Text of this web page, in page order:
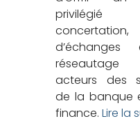
concertation,
acteurs des
de la banque
finance.Lire la